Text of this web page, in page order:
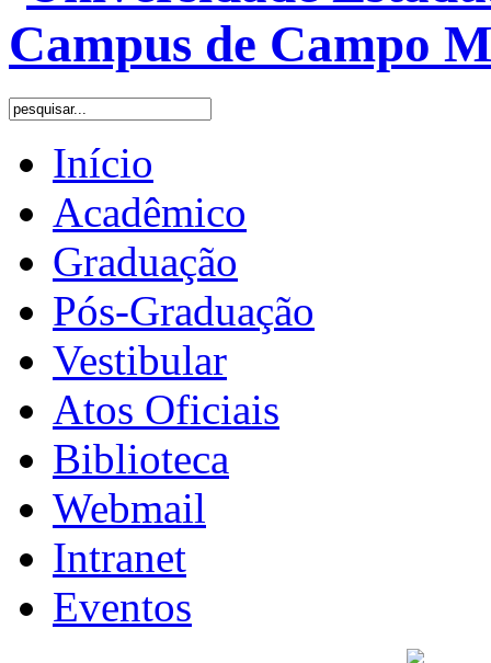
Início
Acadêmico
Graduação
Pós-Graduação
Vestibular
Atos Oficiais
Biblioteca
Webmail
Intranet
Eventos